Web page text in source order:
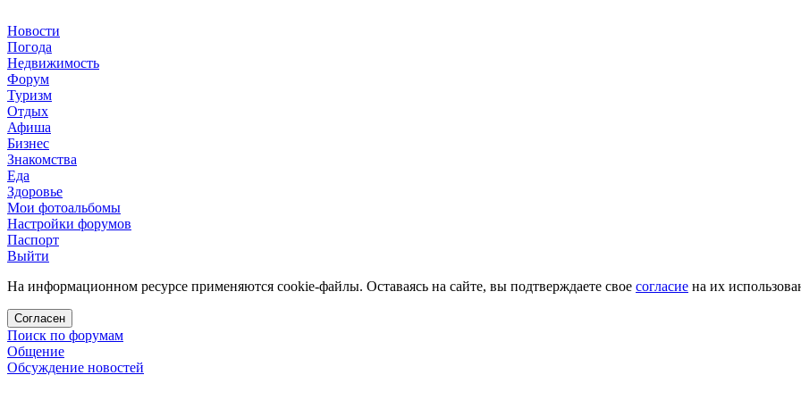
Новости
Погода
Недвижимость
Форум
Туризм
Отдых
Афиша
Бизнес
Знакомства
Еда
Здоровье
Мои фотоальбомы
Настройки форумов
Паспорт
Выйти
На информационном ресурсе применяются cookie-файлы. Оставаясь на сайте, вы подтверждаете свое согласие на их
Согласен
Поиск по форумам
Общение
Обсуждение новостей